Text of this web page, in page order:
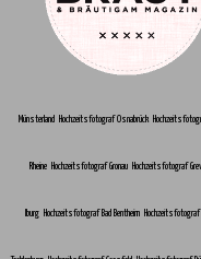
Münsterland Hochzeitsfotograf Osnabrück
Rheine Hochzeitsfotograf Gronau Hochzeitsfotograf
Iburg Hochzeitsfotograf Bad Bentheim